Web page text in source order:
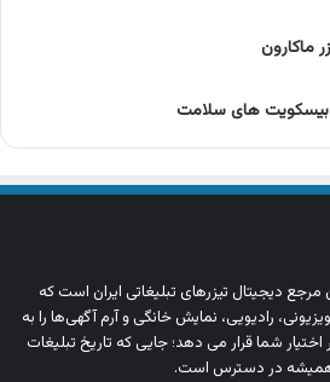
ماکارون
های سلامت
مرجع دیجیتال تیزرهای تبلیغاتی ایران است که
رادیویی، نمایش خانگی و آرم‌ آگهی‌ها را به‌
شما قرار می‌ دهد؛ جایی که تاریخ تبلیغات
همیشه در دسترس است.